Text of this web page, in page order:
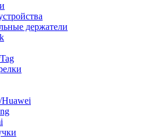
держатели